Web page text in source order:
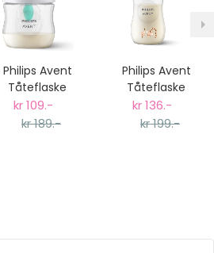
Philips Avent
Tåteflaske
Natural AirFree
125ml
kr 109.-
kr 189.-
Philips Avent
Tåteflaske
Natural
Response -
kr 136.-
kr 199.-